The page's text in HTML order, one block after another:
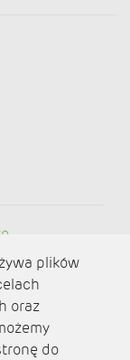
plików
oraz
do